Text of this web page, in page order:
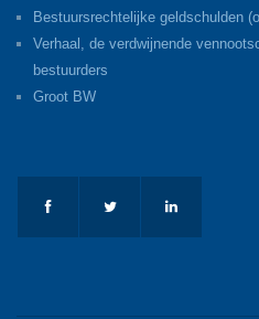
Bestuursrechtelijke geldschulden
Verhaal, de verdwijnende
bestuurders
Groot BW